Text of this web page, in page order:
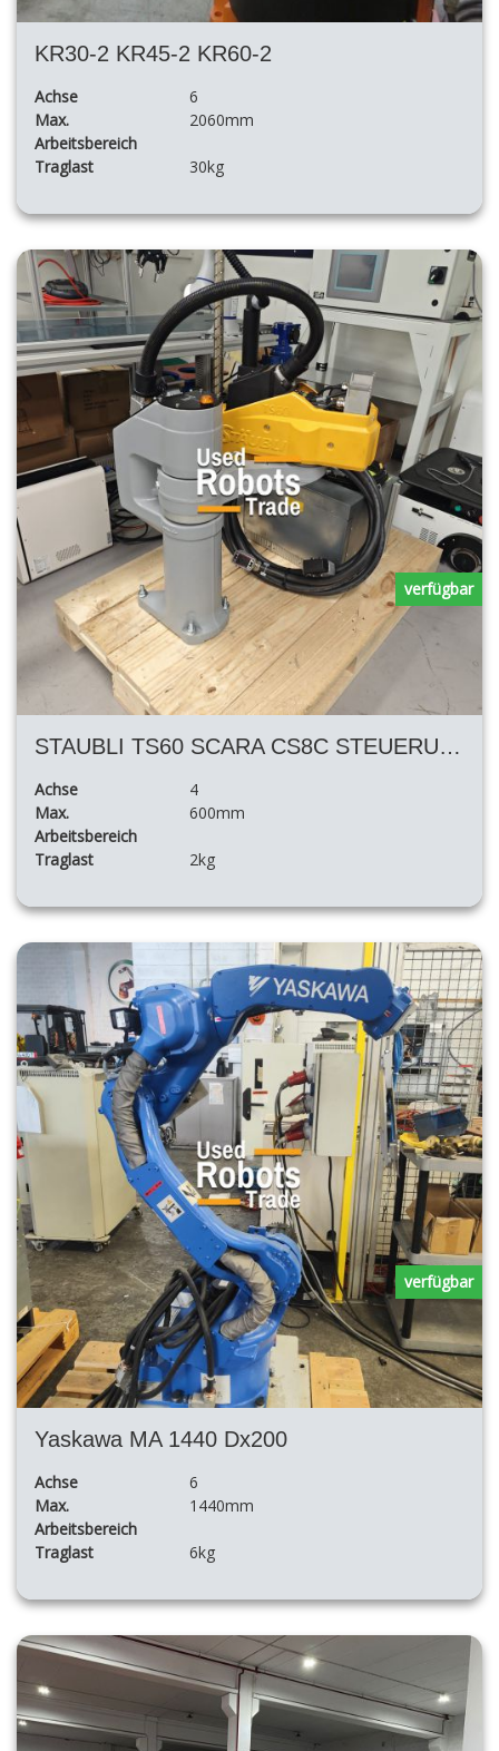
KR30-2 KR45-2 KR60-2
Achse
6
Max.
Arbeitsbereich
2060mm
Traglast 30kg
STAUBLI TS60 SCARA CS8C STEUERUNG
Achse
4
Max.
Arbeitsbereich
600mm
Traglast 2kg
verfügbar
Yaskawa MA 1440 Dx200
Achse
6
Max.
Arbeitsbereich
1440mm
Traglast 6kg
verfügbar